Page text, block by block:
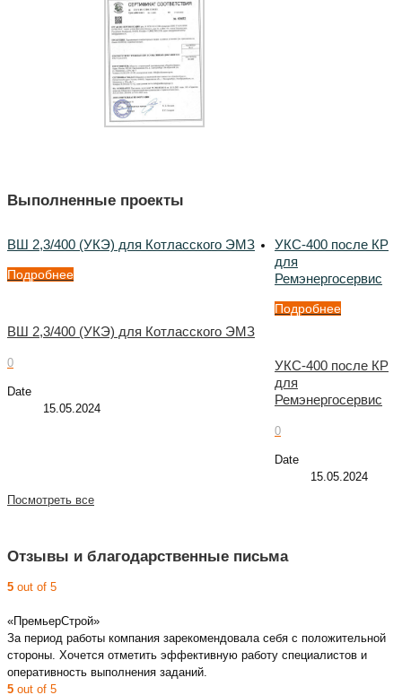
Выполненные проекты
ВШ 2,3/400 (УКЭ) для Котласского ЭМЗ
Подробнее
ВШ 2,3/400 (УКЭ) для Котласского ЭМЗ
0
Date
15.05.2024
УКС-400 после КР
для
Ремэнергосервис
Подробнее
УКС-400 после КР
для
Ремэнергосервис
0
Date
15.05.2024
Посмотреть все
Отзывы и благодарственные письма
5 out of 5
«ПремьерСтрой»
За период работы компания зарекомендовала себя с положительной
стороны. Хочется отметить эффективную работу специалистов и
оперативность выполнения заданий.
5 out of 5